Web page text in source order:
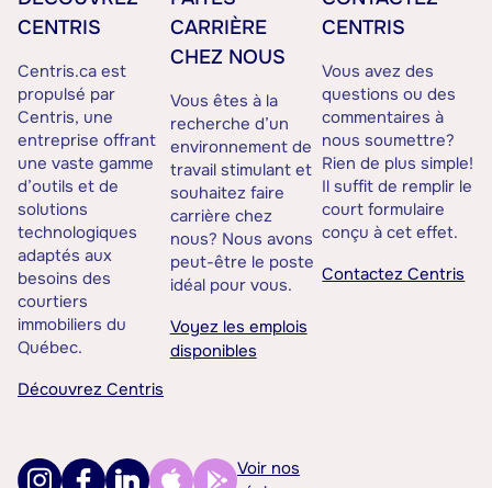
CENTRIS
Centris.ca est
propulsé par
Centris, une
entreprise offrant
une vaste gamme
d’outils et de
solutions
technologiques
adaptés aux
besoins des
courtiers
immobiliers du
Québec.
Découvrez Centris
CARRIÈRE
CHEZ NOUS
Vous êtes à la
recherche d’un
environnement de
travail stimulant et
souhaitez faire
carrière chez
nous? Nous avons
peut-être le poste
idéal pour vous.
Voyez les emplois
disponibles
CENTRIS
Vous avez des
questions ou des
commentaires à
nous soumettre?
Rien de plus simple!
Il suffit de remplir le
court formulaire
conçu à cet effet.
Contactez Centris
Voir nos